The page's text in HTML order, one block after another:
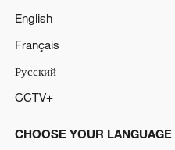
English
Français
Русский
CCTV+
CHOOSE YOUR LANGUAGE